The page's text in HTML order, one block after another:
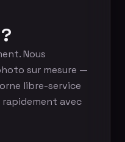
?
Nous
sur mesure —
libre-service
avec